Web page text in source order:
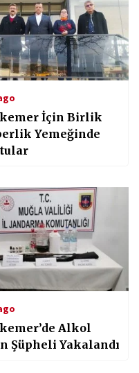
İçin Birlik
Yemeğinde
Alkol
Şüpheli Yakalandı